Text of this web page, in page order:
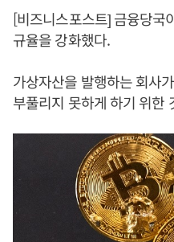
[비즈니스포스트] 금융당국
규율을 강화했다.
가상자산을 발행하는 회사
부풀리지 못하게 하기 위한